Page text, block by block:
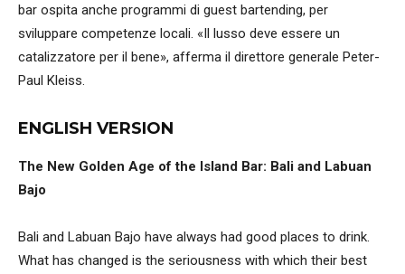
bar ospita anche programmi di guest bartending, per
sviluppare competenze locali. «Il lusso deve essere un
catalizzatore per il bene», afferma il direttore generale Peter-
Paul Kleiss.
ENGLISH VERSION
The New Golden Age of the Island Bar: Bali and Labuan
Bajo
Bali and Labuan Bajo have always had good places to drink.
What has changed is the seriousness with which their best